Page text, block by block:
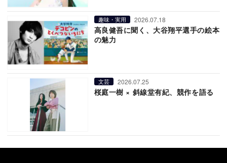
趣味・実用 2026.07.18
高良健吾に聞く、大谷翔平選手の絵本
の魅力
文芸 2026.07.25
桜庭一樹 × 斜線堂有紀、競作を語る